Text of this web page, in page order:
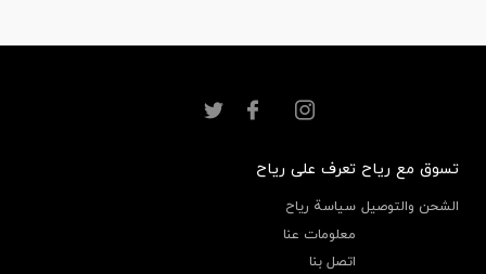
تسوق مع رياح
الشحن والتوصيل
تعرف على رياح
سياسة رياح
معلومات عنا
اتصل بنا